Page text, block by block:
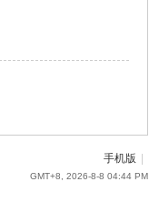
手机版
GMT+8, 2026-8-8 04:44 PM